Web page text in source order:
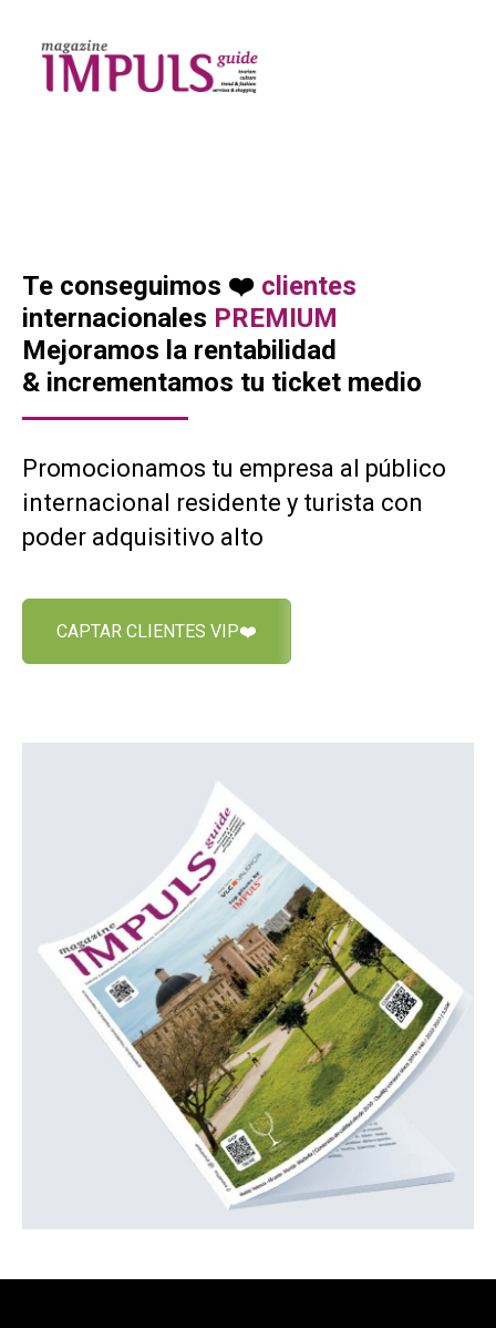
Te conseguimos ❤️ clientes
internacionales PREMIUM
Mejoramos la rentabilidad
& incrementamos tu ticket medio
Promocionamos tu empresa al público
internacional residente y turista con
poder adquisitivo alto
CAPTAR CLIENTES VIP❤️